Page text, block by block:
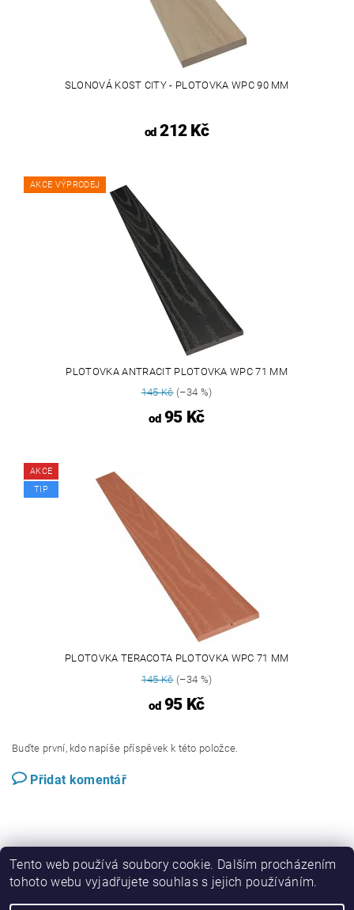
SLONOVÁ KOST CITY - PLOTOVKA WPC 90 MM
od212 Kč
AKCE VÝPRODEJ
PLOTOVKA ANTRACIT PLOTOVKA WPC 71 MM
145 Kč(–34 %)
od95 Kč
AKCE
TIP
PLOTOVKA TERACOTA PLOTOVKA WPC 71 MM
145 Kč(–34 %)
od95 Kč
Buďte první, kdo napíše příspěvek k této položce.
Přidat komentář
Tento web používá soubory cookie. Dalším procházením
tohoto webu vyjadřujete souhlas s jejich používáním.